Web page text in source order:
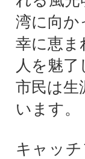
湾に向か
幸に恵ま
人を魅
市民は生
います。
キャッ